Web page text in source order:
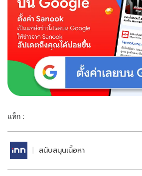
แท็ก :
สนับสนุนเนื้อหา